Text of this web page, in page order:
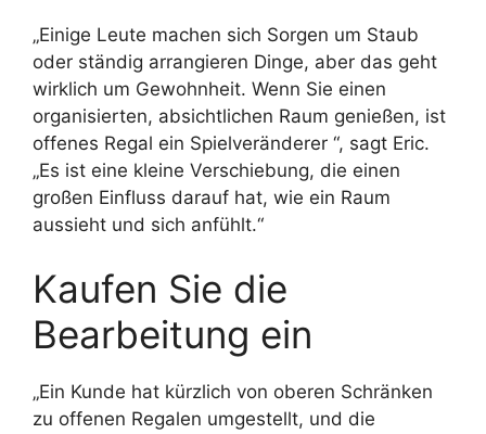
„Einige Leute machen sich Sorgen um Staub
oder ständig arrangieren Dinge, aber das geht
wirklich um Gewohnheit. Wenn Sie einen
organisierten, absichtlichen Raum genießen, ist
offenes Regal ein Spielveränderer “, sagt Eric.
„Es ist eine kleine Verschiebung, die einen
großen Einfluss darauf hat, wie ein Raum
aussieht und sich anfühlt.“
Kaufen Sie die
Bearbeitung ein
„Ein Kunde hat kürzlich von oberen Schränken
zu offenen Regalen umgestellt, und die